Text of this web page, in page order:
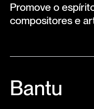
Promove o
compositores e
Bantu